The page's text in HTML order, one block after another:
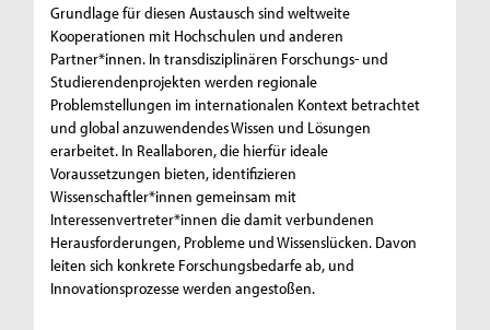
Grundlage für diesen Austausch sind weltweite
Kooperationen mit Hochschulen und anderen
Partner*innen. In transdisziplinären Forschungs- und
Studierendenprojekten werden regionale
Problemstellungen im internationalen Kontext betrachtet
und global anzuwendendes Wissen und Lösungen
erarbeitet. In Reallaboren, die hierfür ideale
Voraussetzungen bieten, identifizieren
Wissenschaftler*innen gemeinsam mit
Interessenvertreter*innen die damit verbundenen
Herausforderungen, Probleme und Wissenslücken. Davon
leiten sich konkrete Forschungsbedarfe ab, und
Innovationsprozesse werden angestoßen.